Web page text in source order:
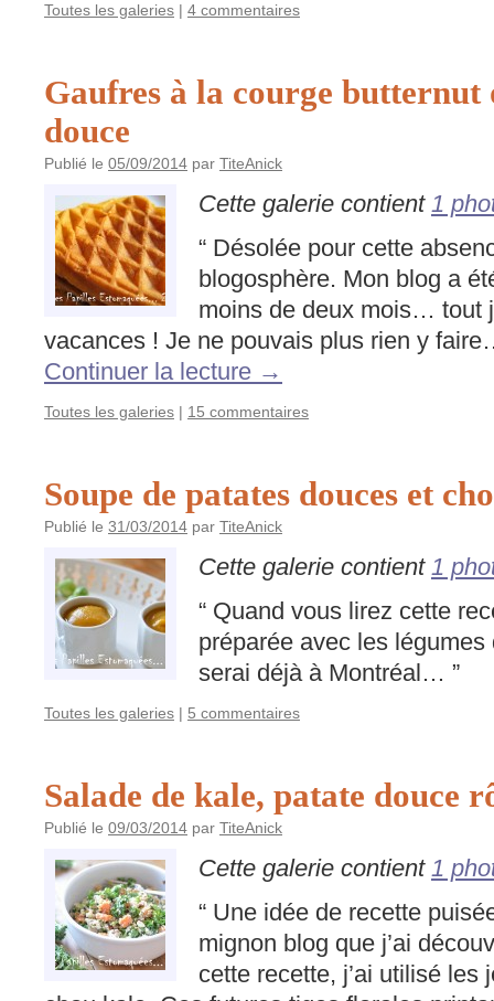
Toutes les galeries | 4 commentaires
Gaufres à la courge butternut
douce
Publié le 05/09/2014 par TiteAnick
Cette galerie contient 1
“ Désolée pour cette
blogosphère. Mon blog a
moins de deux mois… tout
vacances ! Je ne pouvais plus rien y
Continuer la lecture →
Toutes les galeries | 15 commentaires
Soupe de patates douces et
Publié le 31/03/2014 par TiteAnick
Cette galerie contient 1
“ Quand vous lirez cette
préparée avec les
serai déjà à Montréal… ”
Toutes les galeries | 5 commentaires
Salade de kale, patate douce
Publié le 09/03/2014 par TiteAnick
Cette galerie contient 1
“ Une idée de recette
mignon blog que j’ai
cette recette, j’ai utilisé les